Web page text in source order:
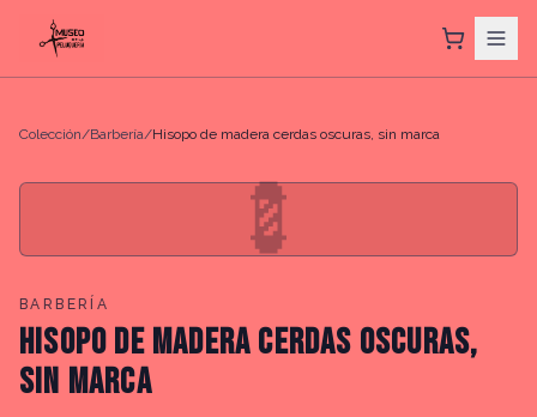
Colección/Barbería/Hisopo de madera cerdas oscuras, sin marca
💈
BARBERÍA
HISOPO DE MADERA CERDAS OSCURAS,
SIN MARCA